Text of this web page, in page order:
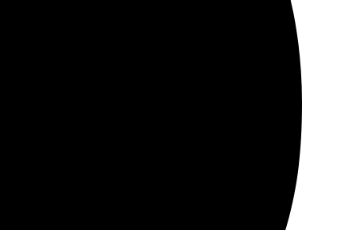
фотографии, выбрала размер. Оперативная
просто. Оперативно доставили в удобный